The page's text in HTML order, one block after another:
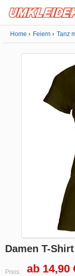
Home Feiern Tanz
Damen T-
Preis: ab 14,90